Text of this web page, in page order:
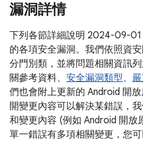
漏洞詳情
下列各節詳細說明 2024-09-01
的各項安全漏洞。我們依照資
分門別類，並將問題相關資訊
關參考資料、 安全漏洞類型、
們也會附上更新的 Android 開
開變更內容可以解決某錯誤，
和變更內容 (例如 Android 開放
單一錯誤有多項相關變更，您